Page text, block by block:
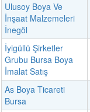
Ulusoy Boya Ve
İnşaat Malzemeleri
İnegöl
İyigüllü Şirketler
Grubu Bursa Boya
İmalat Satış
As Boya Ticareti
Bursa